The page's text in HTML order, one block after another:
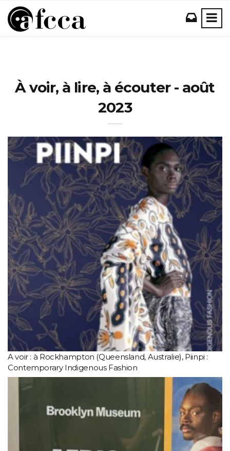
À voir, à lire, à écouter - août
2023
A voir : à Rockhampton (Queensland, Australie), Piinpi :
Contemporary Indigenous Fashion